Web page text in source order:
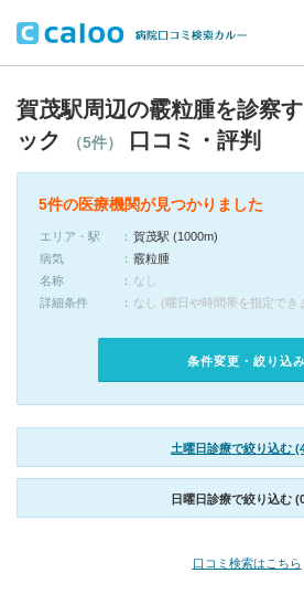
賀茂駅周辺の霰粒腫を診察
ック
（5件） 口コミ・評判
5件の医療機関が見つかりました
エリア・駅
賀茂駅 (1000m)
病気
霰粒腫
名称
なし
詳細条件
なし (曜日や時間帯を指定でき
条件変更・絞り込み
土曜日診療で絞り込む
日曜日診療で絞り込む
口コミ検索はこちら